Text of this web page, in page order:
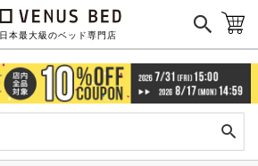
日本最大級のベッド専門店